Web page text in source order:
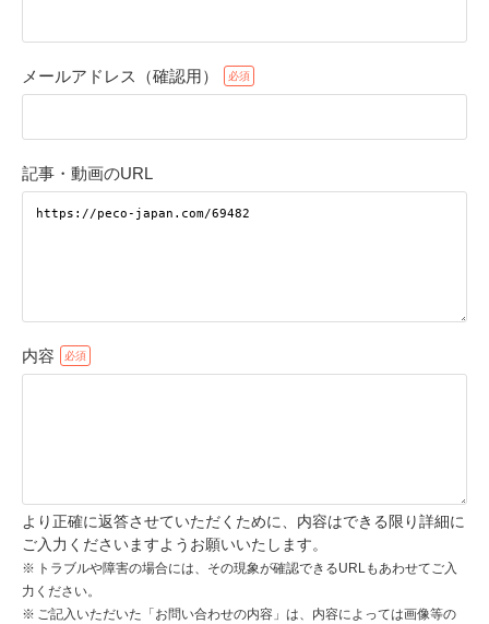
メールアドレス（確認用）
記事・動画のURL
内容
より正確に返答させていただくために、内容はできる限り詳細に
ご入力くださいますようお願いいたします。
トラブルや障害の場合には、その現象が確認できるURLもあわせてご入
力ください。
ご記入いただいた「お問い合わせの内容」は、内容によっては画像等の
アプリで開く